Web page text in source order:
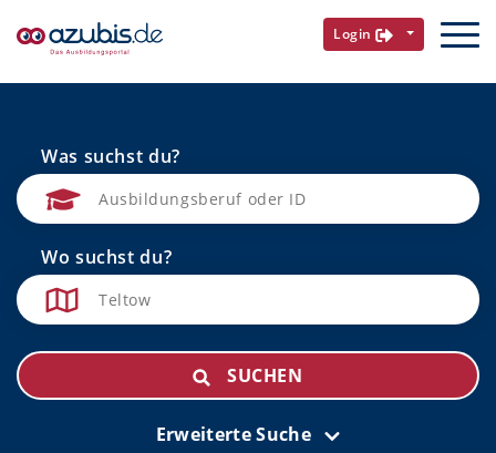
Login
Was suchst du?
Wo suchst du?
SUCHEN
Erweiterte Suche